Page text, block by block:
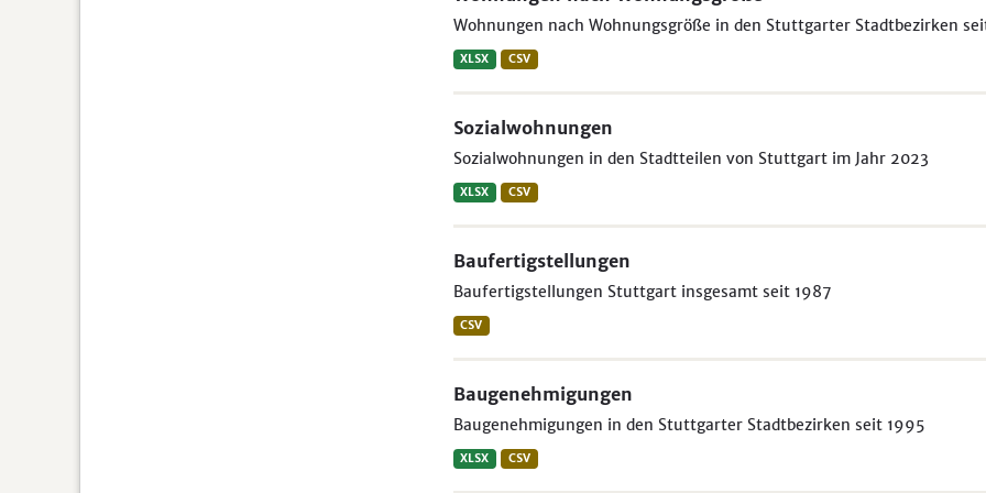
Wohnungen nach Wohnungsgröße in den Stuttgarter Stadtbezirken
XLSX CSV
Sozialwohnungen
Sozialwohnungen in den Stadtteilen von Stuttgart im Jahr 2023
XLSX CSV
Baufertigstellungen
Baufertigstellungen Stuttgart insgesamt seit 1987
CSV
Baugenehmigungen
Baugenehmigungen in den Stuttgarter Stadtbezirken seit 1995
XLSX CSV